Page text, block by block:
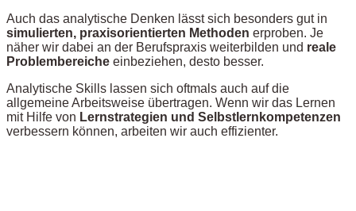
Auch das analytische Denken lässt sich besonders gut in
simulierten, praxisorientierten Methoden erproben. Je
näher wir dabei an der Berufspraxis weiterbilden und reale
Problembereiche einbeziehen, desto besser.
Analytische Skills lassen sich oftmals auch auf die
allgemeine Arbeitsweise übertragen. Wenn wir das Lernen
mit Hilfe von Lernstrategien und Selbstlernkompetenzen
verbessern können, arbeiten wir auch effizienter.